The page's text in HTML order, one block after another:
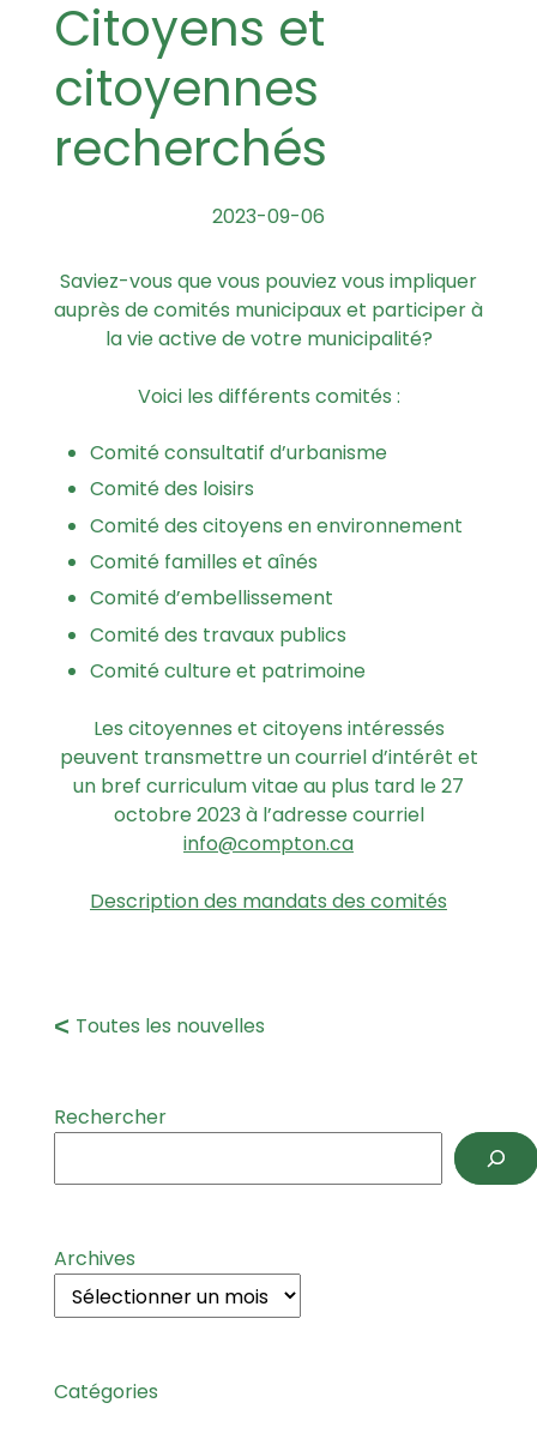
Citoyens et
citoyennes
recherchés
2023-09-06
Saviez-vous que vous pouviez vous impliquer
auprès de comités municipaux et participer à
la vie active de votre municipalité?
Voici les différents comités :
Comité consultatif d’urbanisme
Comité des loisirs
Comité des citoyens en environnement
Comité familles et aînés
Comité d’embellissement
Comité des travaux publics
Comité culture et patrimoine
Les citoyennes et citoyens intéressés
peuvent transmettre un courriel d’intérêt et
un bref curriculum vitae au plus tard le 27
octobre 2023 à l’adresse courriel
info@compton.ca
Description des mandats des comités
Toutes les nouvelles
Rechercher
Archives
Catégories